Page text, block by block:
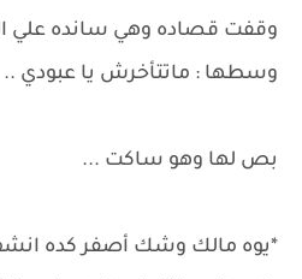
وقفت قصاده وهي سانده علي
وسطها : ماتتأخرش يا عبودي ..
بص لها وهو ساكت ...
*يوه مالك وشك أصفر كده